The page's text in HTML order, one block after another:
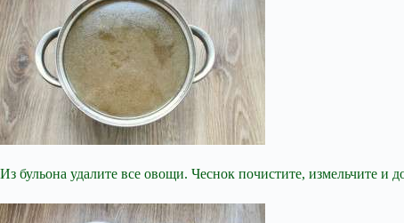
Из бульона удалите все овощи. Чеснок почистите, измельчите и